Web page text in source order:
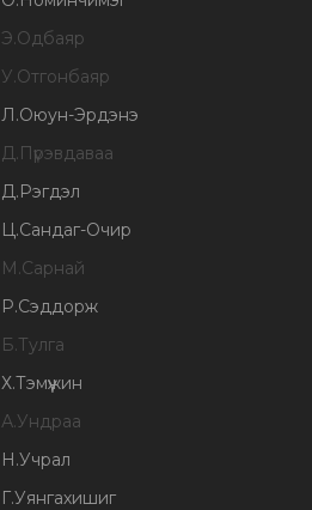
Э.Одбаяр
У.Отгонбаяр
Л.Оюун-Эрдэнэ
Д.Пүрэвдаваа
Д.Рэгдэл
Ц.Сандаг-Очир
М.Сарнай
Р.Сэддорж
Б.Тулга
Х.Тэмүүжин
А.Ундраа
Н.Учрал
Г.Уянгахишиг